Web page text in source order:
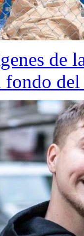
de
fondo